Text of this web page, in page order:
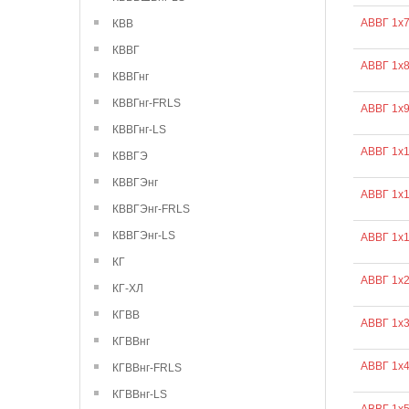
КВВ
КВВГ
КВВГнг
КВВГнг-FRLS
КВВГнг-LS
КВВГЭ
КВВГЭнг
КВВГЭнг-FRLS
КВВГЭнг-LS
КГ
КГ-ХЛ
КГВВ
КГВВнг
КГВВнг-FRLS
КГВВнг-LS
АВВГ
АВВГ
АВВГ
АВВГ
АВВГ
АВВГ
АВВГ
АВВГ
АВВГ